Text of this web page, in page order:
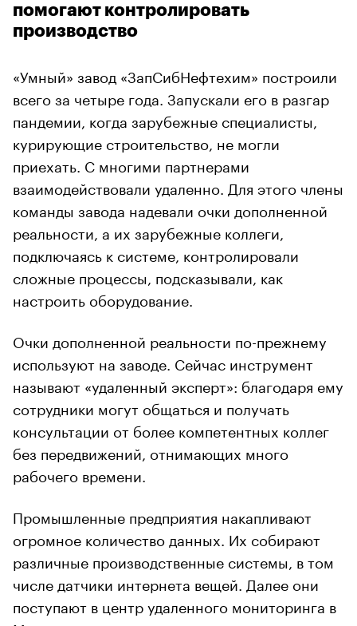
помогают контролировать
производство
«Умный» завод «ЗапСибНефтехим» построили
всего за четыре года. Запускали его в разгар
пандемии, когда зарубежные специалисты,
курирующие строительство, не могли
приехать. С многими партнерами
взаимодействовали удаленно. Для этого члены
команды завода надевали очки дополненной
реальности, а их зарубежные коллеги,
подключаясь к системе, контролировали
сложные процессы, подсказывали, как
настроить оборудование.
Очки дополненной реальности по-прежнему
используют на заводе. Сейчас инструмент
называют «удаленный эксперт»: благодаря ему
сотрудники могут общаться и получать
консультации от более компетентных коллег
без передвижений, отнимающих много
рабочего времени.
Промышленные предприятия накапливают
огромное количество данных. Их собирают
различные производственные системы, в том
числе датчики интернета вещей. Далее они
поступают в центр удаленного мониторинга в